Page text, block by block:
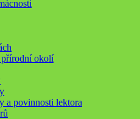
přírodní okolí
a povinnosti lektora